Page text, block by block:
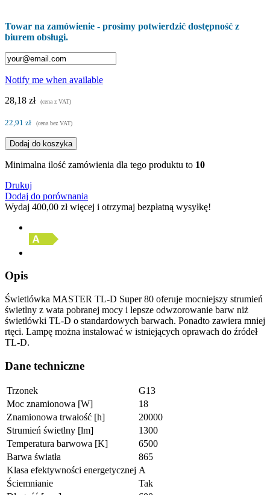
Towar na zamówienie - prosimy potwierdzić dostępność z
biurem obsługi.
Notify me when available
28,18 zł
(cena z VAT)
22,91 zł (cena bez VAT)
Dodaj do koszyka
Minimalna ilość zamówienia dla tego produktu to 10
Drukuj
Dodaj do porównania
Wydaj 400,00 złwięcej i otrzymaj bezpłatną wysyłkę!
Opis
Świetlówka MASTER TL-D Super 80 oferuje mocniejszy strumień
świetlny z wata pobranej mocy i lepsze odwzorowanie barw niż
świetlówki TL-D o standardowych barwach. Ponadto zawiera mniej
rtęci. Lampę można instalować w istniejących oprawach do źródeł
TL-D.
Dane techniczne
Trzonek
G13
Moc znamionowa [W]
18
Znamionowa trwałość [h]
20000
Strumień świetlny [lm]
1300
Temperatura barwowa [K]
6500
Barwa światła
865
Klasa efektywności energetycznej A
Ściemnianie
Tak